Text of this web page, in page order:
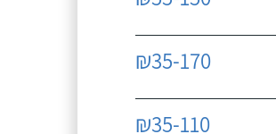
₪35-170
₪35-110